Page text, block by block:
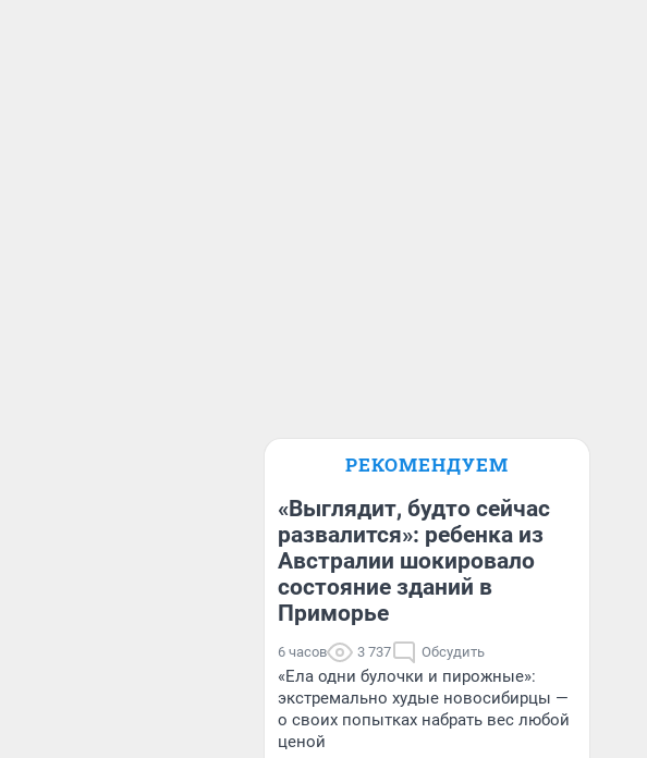
РЕКОМЕНДУЕМ
«Выглядит, будто сейчас
развалится»: ребенка из
Австралии шокировало
состояние зданий в
Приморье
6 часов 3 737 Обсудить
«Ела одни булочки и пирожные»:
экстремально худые новосибирцы —
о своих попытках набрать вес любой
ценой